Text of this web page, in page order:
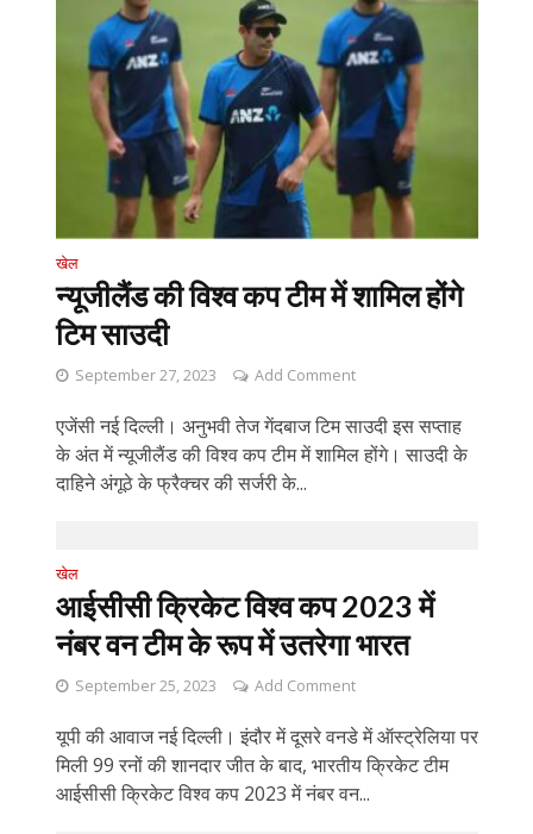
खेल
न्यूजीलैंड की विश्व कप टीम में शामिल होंगे
टिम साउदी
September 27, 2023 Add Comment
एजेंसी नई दिल्ली। अनुभवी तेज गेंदबाज टिम साउदी इस सप्ताह
के अंत में न्यूजीलैंड की विश्व कप टीम में शामिल होंगे। साउदी के
दाहिने अंगूठे के फ्रैक्चर की सर्जरी के...
खेल
आईसीसी क्रिकेट विश्व कप 2023 में
नंबर वन टीम के रूप में उतरेगा भारत
September 25, 2023 Add Comment
यूपी की आवाज नई दिल्ली। इंदौर में दूसरे वनडे में ऑस्ट्रेलिया पर
मिली 99 रनों की शानदार जीत के बाद, भारतीय क्रिकेट टीम
आईसीसी क्रिकेट विश्व कप 2023 में नंबर वन...